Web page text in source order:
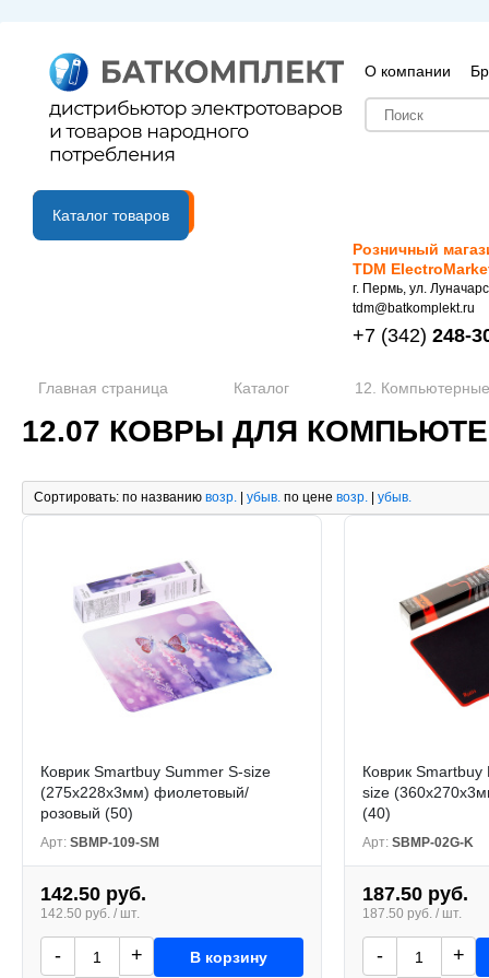
О компании
B2B портал
Каталог товаров
Розничный
TDM
г. Пермь, ул.
tdm@batkomplekt.ru
+7 (342) 248-
Главная страница Каталог 12.
12.07 КОВРЫ ДЛЯ
Сортировать: по названию возр. | убыв. по цене возр. | убыв.
Коврик Smartbuy Summer S-size
(275х228х3мм) фиолетовый/
розовый (50)
Арт: SBMP-109-SM
142.50 руб.
142.50 руб. / шт.
- + В корзину
Коврик
size
(40)
Арт: SBMP-02G-K
187.50 руб.
187.50 руб. / шт.
- +